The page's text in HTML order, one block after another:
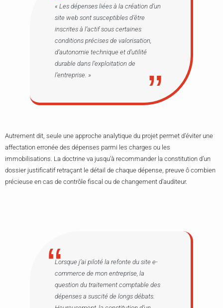
« Les dépenses liées à la création d’un
site web sont susceptibles d’être
inscrites à l’actif sous certaines
conditions précises de valorisation,
d’autonomie technique et d’utilité
durable dans l’exploitation de
l’entreprise. »
Autrement dit, seule une approche analytique du projet permet d’éviter une
affectation erronée des dépenses parmi les charges ou les
immobilisations. La doctrine va jusqu’à recommander la constitution d’un
dossier justificatif retraçant le détail de chaque dépense, preuve ô combien
précieuse en cas de contrôle fiscal ou de changement d’auditeur.
Lorsque j’ai piloté la refonte du site e-
commerce de mon entreprise, la
question du traitement comptable des
dépenses a suscité de longs débats.